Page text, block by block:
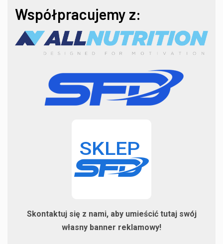
Współpracujemy z:
Skontaktuj się z nami, aby umieścić tutaj swój
własny banner reklamowy!